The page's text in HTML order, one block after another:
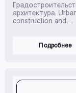
архитектура.
construction and
Подробнее